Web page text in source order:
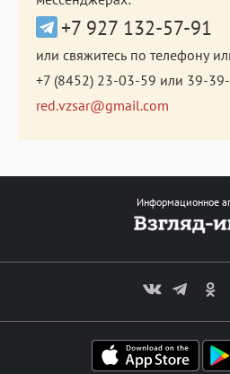
+7 927 132-57-91
или свяжитесь по телефону
+7 (8452) 23-03-59 или 39-
red.vzsar@gmail.com
Информационное